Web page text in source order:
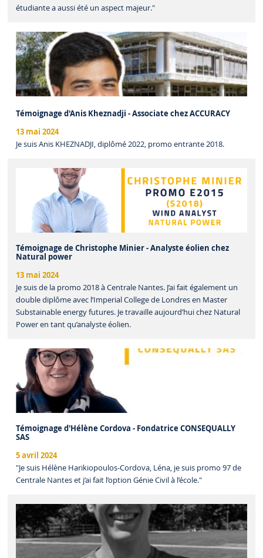
étudiante a aussi été un aspect majeur."
Témoignage d'Anis Kheznadji - Associate chez ACCURACY
13 mai 2024
Je suis Anis KHEZNADJI, diplômé 2022, promo entrante 2018.
Témoignage de Christophe Minier - Analyste éolien chez
Natural power
13 mai 2024
Je suis de la promo 2018 à Centrale Nantes. J’ai fait également un
double diplôme avec l’Imperial College de Londres en Master
Substainable energy futures. Je travaille aujourd’hui chez Natural
Power en tant qu’analyste éolien.
Témoignage d'Hélène Cordova - Fondatrice CONSEQUALLY
SAS
5 avril 2024
"Je suis Hélène Harikiopoulos-Cordova, Léna, je suis promo 97 de
Centrale Nantes et j’ai fait l’option Génie Civil à l’école."